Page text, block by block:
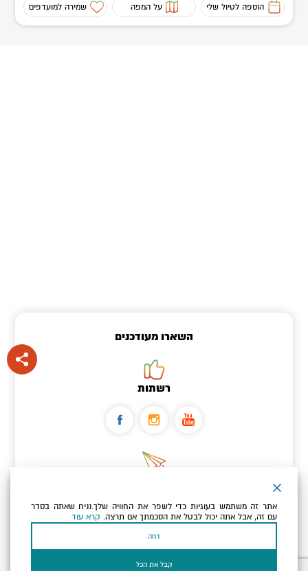
הוספה לטיול שלי על המפה שמירה למועדפים
השארו מעודכנים
רשתות
כתובת הדוא"ל שלך
אני מאשר/ת שקראתי ומסכים/הלמדיניות הפרטיות ולמדיניות
אתר זה משתמש בעוגיות כדי לשפר את החוויה שלך.נניח שאתה בסדר
עם זה, אבל אתה יכול לבטל את הסכמתך אם תרצה. קרא עוד
דחה
קבל את הכל